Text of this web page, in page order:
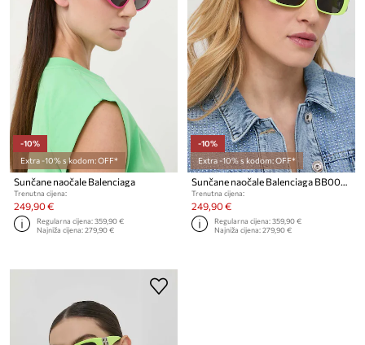
-10%
Extra -10% s kodom: OFF*
Sunčane naočale Balenciaga
Trenutna cijena:
249,90 €
Regularna cijena:359,90 €
Najniža cijena:279,90 €
-10%
Extra -10% s kodom: OFF*
Sunčane naočale Balenciaga BB0096S
Trenutna cijena:
249,90 €
Regularna cijena:359,90 €
Najniža cijena:279,90 €